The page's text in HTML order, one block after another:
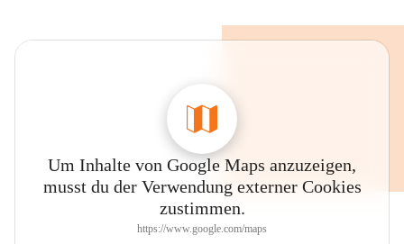
Um Inhalte von Google Maps anzuzeigen,
musst du der Verwendung externer Cookies
zustimmen.
https://www.google.com/maps